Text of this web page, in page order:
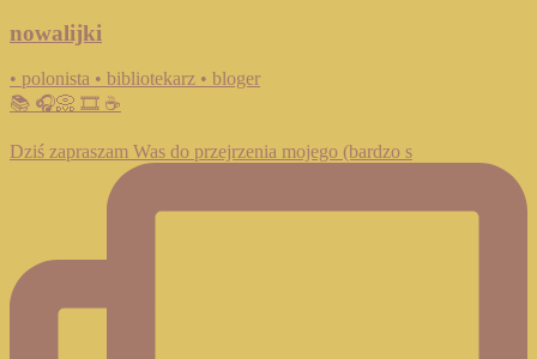
nowalijki
• polonista • bibliotekarz • bloger
📚 🎧📀 🎞️ ☕️
Dziś zapraszam Was do przejrzenia mojego (bardzo s